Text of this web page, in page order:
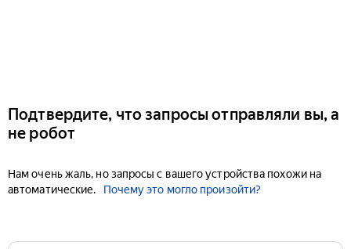
Подтвердите, что запросы отправляли вы, а
не робот
Нам очень жаль, но запросы с вашего устройства похожи на
автоматические.
Почему это могло произойти?